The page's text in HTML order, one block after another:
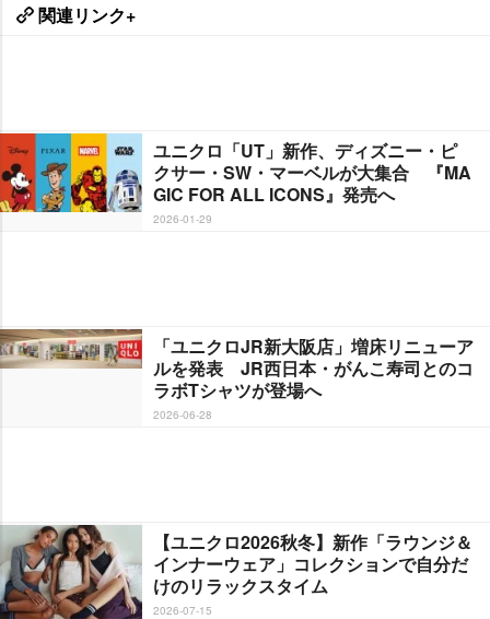
関連リンク+
ユニクロ「UT」新作、ディズニー・ピ
クサー・SW・マーベルが大集合 『MA
GIC FOR ALL ICONS』発売へ
2026-01-29
「ユニクロJR新大阪店」増床リニューア
ルを発表 JR西日本・がんこ寿司とのコ
ラボTシャツが登場へ
2026-06-28
【ユニクロ2026秋冬】新作「ラウンジ＆
インナーウェア」コレクションで自分だ
けのリラックスタイム
2026-07-15